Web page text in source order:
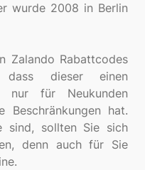
wurde 2008 in Berlin
Zalando Rabattcodes
dieser einen
nur für Neukunden
hat.
sind, sollten Sie sich
denn auch für Sie